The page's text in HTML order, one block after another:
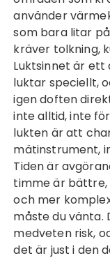
använder
som bara litar
kräver tolkning,
Luktsinnet är ett
luktar speciellt,
igen doften
inte alltid, inte
lukten är att
mätinstrument,
Tiden är
timme är bättre,
och mer
måste du vänta.
medveten risk,
det är just i den